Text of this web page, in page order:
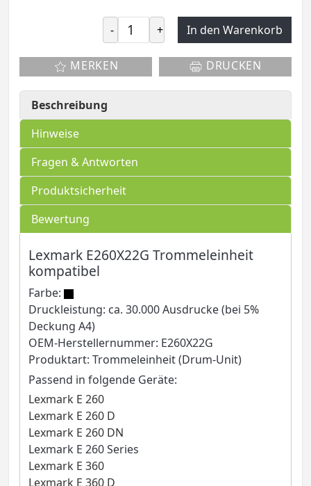
- + In den Warenkorb
MERKEN DRUCKEN
Beschreibung
Hinweise
Fragen & Antworten
Produktsicherheit
Bewertung
Lexmark E260X22G Trommeleinheit
kompatibel
Farbe:
Druckleistung: ca. 30.000 Ausdrucke (bei 5%
Deckung A4)
OEM-Herstellernummer: E260X22G
Produktart: Trommeleinheit (Drum-Unit)
Passend in folgende Geräte:
Lexmark E 260
Lexmark E 260 D
Lexmark E 260 DN
Lexmark E 260 Series
Lexmark E 360
Lexmark E 360 D